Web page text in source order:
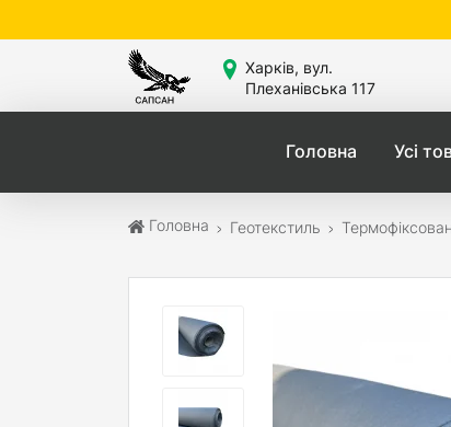
Харків, вул.
Плеханівська 117
Головна Усі
Головна Геотекстиль